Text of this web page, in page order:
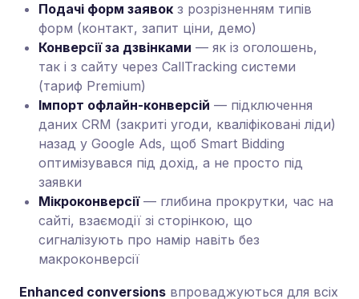
Подачі форм заявок з розрізненням типів
форм (контакт, запит ціни, демо)
Конверсії за дзвінками — як із оголошень,
так і з сайту через CallTracking системи
(тариф Premium)
Імпорт офлайн-конверсій — підключення
даних CRM (закриті угоди, кваліфіковані ліди)
назад у Google Ads, щоб Smart Bidding
оптимізувався під дохід, а не просто під
заявки
Мікроконверсії— глибина прокрутки, час на
сайті, взаємодії зі сторінкою, що
сигналізують про намір навіть без
макроконверсії
Enhanced conversions впроваджуються для всіх